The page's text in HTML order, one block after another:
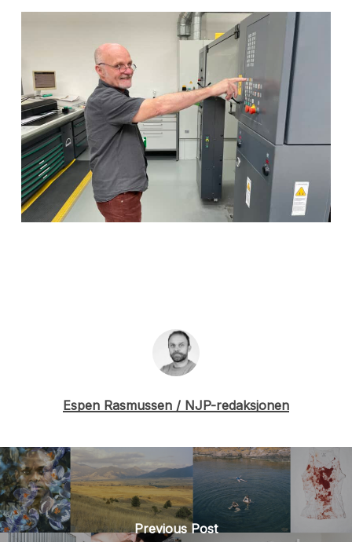
Espen Rasmussen / NJP-redaksjonen
Previous Post